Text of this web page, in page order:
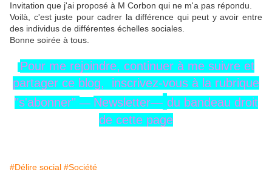
Invitation que j'ai proposé à M Corbon qui ne m'a pas répondu.
Voilà, c'est juste pour cadrer la différence qui peut y avoir entre
des individus de différentes échelles sociales.
Bonne soirée à tous.
Pour me rejoindre, continuer à me suivre et
partager ce blog, inscrivez-vous à la rubrique
"s'abonner" — Newsletter— du bandeau droit
de cette page
#Délire social #Société